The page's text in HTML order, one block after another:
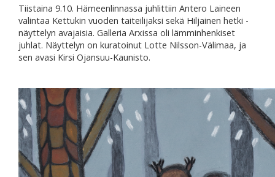
Tiistaina 9.10. Hämeenlinnassa juhlittiin Antero Laineen
valintaa Kettukin vuoden taiteilijaksi sekä Hiljainen hetki -
näyttelyn avajaisia. Galleria Arxissa oli lämminhenkiset
juhlat. Näyttelyn on kuratoinut Lotte Nilsson-Välimaa, ja
sen avasi Kirsi Ojansuu-Kaunisto.